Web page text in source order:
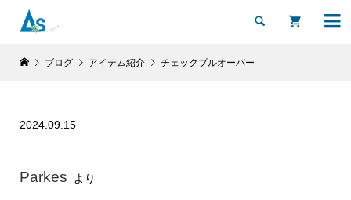
 
ブログ アイテム紹介 チェックプルオーバー
2024.09.15
Parkes より